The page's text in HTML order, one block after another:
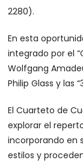
2280).
En esta
integrado por el
Wolfgang
Philip Glass y las
El Cuarteto de
explorar el
incorporando en
estilos y